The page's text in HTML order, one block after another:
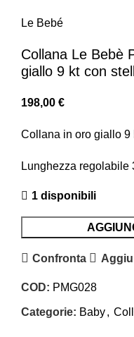
Le Bebé
Collana Le Bebè
giallo 9 kt con
198,00 €
Collana in oro giallo 9
Lunghezza regolabile
1 disponibili
Confronta
COD: PMG028
Categorie: Baby,